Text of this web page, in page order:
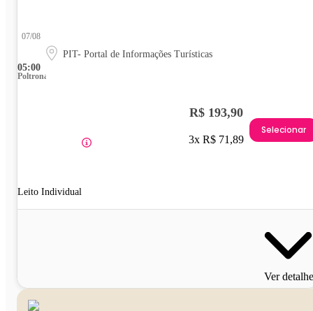
05:00
07/08
PIT- Portal de Informações Turísticas
Poltrona
Leito Individual
R$ 193,90
3x R$ 71,89
Selecionar
Ver